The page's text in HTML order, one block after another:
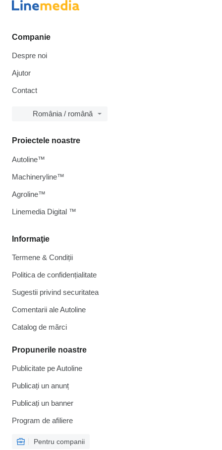
Companie
Despre noi
Ajutor
Contact
România / română
Informaţie
Termene & Condiții
Politica de confidențialitate
Sugestii privind securitatea
Comentarii ale Autoline
Catalog de mărcі
Propunerile noastre
Publicitate pe Autoline
Publicați un anunț
Publicați un banner
Program de afiliere
Pentru companii
Proiectele noastre
Autoline™
Machineryline™
Agroline™
Linemedia Digital ™